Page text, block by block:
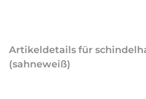
Artikeldetails für
(sahneweiß)